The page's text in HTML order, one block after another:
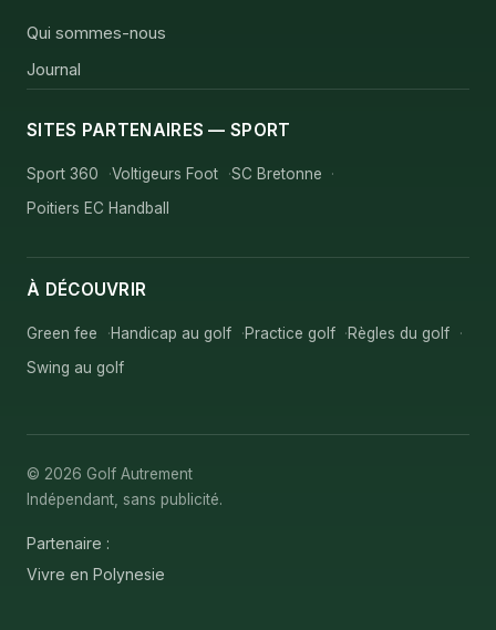
Qui sommes-nous
Journal
SITES PARTENAIRES — SPORT
Sport 360 Voltigeurs Foot
SC Bretonne
Poitiers EC Handball
À DÉCOUVRIR
Green fee Handicap au golf Practice golf
Règles du golf
Swing au golf
© 2026 Golf Autrement
Indépendant, sans publicité.
Partenaire :
Vivre en Polynesie